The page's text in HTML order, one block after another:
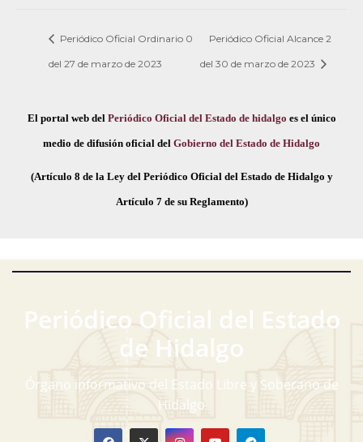
Periódico Oficial Ordinario 0
del 27 de marzo de 2023
Periódico Oficial Alcance 2
del 30 de marzo de 2023
El portal web del Periódico Oficial del Estado de hidalgo es el único
medio de difusión oficial del Gobierno del Estado de Hidalgo
(Artículo 8 de la Ley del Periódico Oficial del Estado de Hidalgo y
Artículo 7 de su Reglamento)
Periódico Oficial del Estado
de Hidalgo
Órgano informativo del Estado Libre y Soberano de
Hidalgo